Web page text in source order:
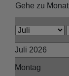
Gehe zu Monat
Juli 2026
Montag